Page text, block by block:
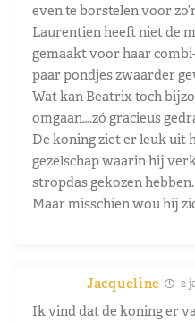
even te borstelen voor
Laurentien heeft niet de
gemaakt voor haar
paar pondjes zwaarder
Wat kan Beatrix toch
omgaan….zó gracieus
De koning ziet er leuk uit
gezelschap waarin hij
stropdas gekozen hebben.
Maar misschien wou hij
Jacqueline 2
Ik vind dat de koning er